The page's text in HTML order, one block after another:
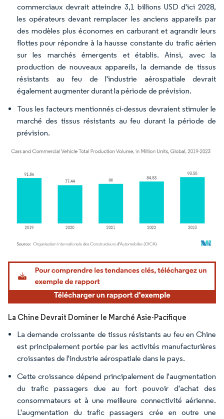
commerciaux devrait atteindre 3,1 billions USD d'ici 2028,
les opérateurs devant remplacer les anciens appareils par
des modèles plus économes en carburant et agrandir leurs
flottes pour répondre à la hausse constante du trafic aérien
sur les marchés émergents et établis. Ainsi, avec la
production de nouveaux appareils, la demande de tissus
résistants au feu de l'industrie aérospatiale devrait
également augmenter durant la période de prévision.
Tous les facteurs mentionnés ci-dessus devraient stimuler le
marché des tissus résistants au feu durant la période de
prévision.
Image © Mordor Intelligence. La réutilisation nécessite une attribution sous CC BY
La Chine Devrait Dominer le Marché Asie-Pacifique
La demande croissante de tissus résistants au feu en Chine
est principalement portée par les activités manufacturières
croissantes de l'industrie aérospatiale dans le pays.
Cette croissance dépend principalement de l'augmentation
du trafic passagers due au fort pouvoir d'achat des
consommateurs et à une meilleure connectivité aérienne.
L'augmentation du trafic passagers crée en outre une